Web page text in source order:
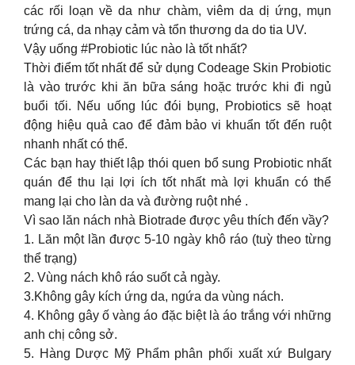
các rối loạn về da như chàm, viêm da dị ứng, mụn
trứng cá, da nhạy cảm và tổn thương da do tia UV.
Vậy uống #Probiotic lúc nào là tốt nhất?
Thời điểm tốt nhất để sử dụng Codeage Skin Probiotic
là vào trước khi ăn bữa sáng hoặc trước khi đi ngủ
buổi tối. Nếu uống lúc đói bụng, Probiotics sẽ hoạt
động hiệu quả cao để đảm bảo vi khuẩn tốt đến ruột
nhanh nhất có thể.
Các bạn hay thiết lập thói quen bổ sung Probiotic nhất
quán để thu lại lợi ích tốt nhất mà lợi khuẩn có thể
mang lại cho làn da và đường ruột nhé .
Vì sao lăn nách nhà Biotrade được yêu thích đến vầy?
1. Lăn một lần được 5-10 ngày khô ráo (tuỳ theo từng
thể trạng)
2. Vùng nách khô ráo suốt cả ngày.
3.Không gây kích ứng da, ngứa da vùng nách.
4. Không gây ố vàng áo đặc biệt là áo trắng với những
anh chị công sở.
5. Hàng Dược Mỹ Phẩm phân phối xuất xứ Bulgary